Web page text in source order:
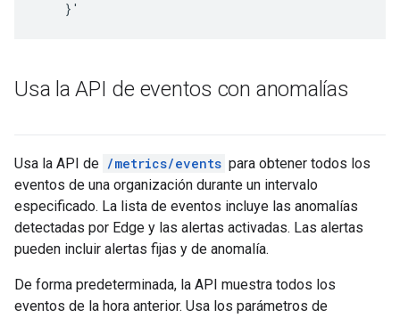
Usa la API de eventos con anomalías
Usa la API de /metrics/events para obtener todos los
eventos de una organización durante un intervalo
especificado. La lista de eventos incluye las anomalías
detectadas por Edge y las alertas activadas. Las alertas
pueden incluir alertas fijas y de anomalía.
De forma predeterminada, la API muestra todos los
eventos de la hora anterior. Usa los parámetros de